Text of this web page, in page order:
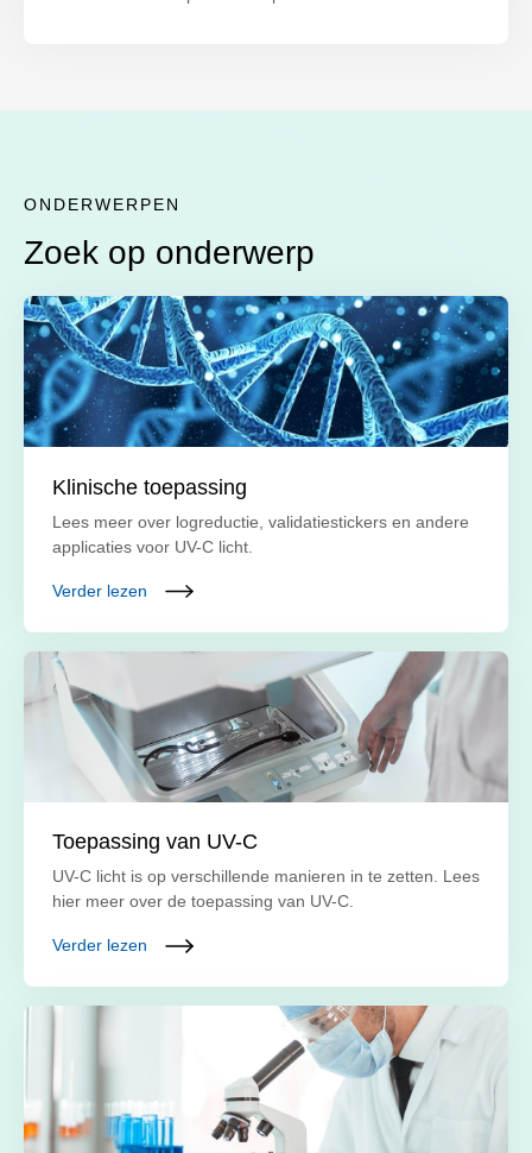
ONDERWERPEN
Zoek op onderwerp
Klinische toepassing
Lees meer over logreductie, validatiestickers en andere
applicaties voor UV-C licht.
Verder lezen
Toepassing van UV-C
UV-C licht is op verschillende manieren in te zetten. Lees
hier meer over de toepassing van UV-C.
Verder lezen